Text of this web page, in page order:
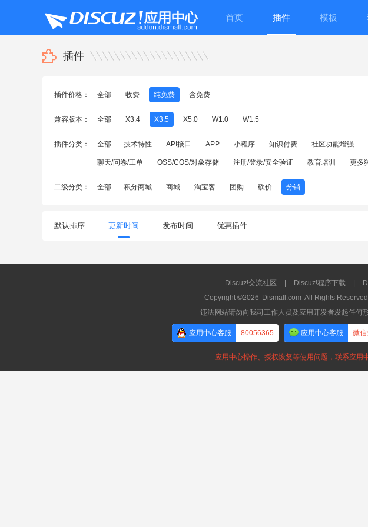
首页 插件 模板
插件
插件价格： 全部 收费 纯免费 含免费
兼容版本： 全部 X3.4 X3.5 X5.0 W1.0 W1.5
插件分类： 全部 技术特性 API接口 APP 小程序 知识付费 社区功能增强
聊天/问卷/工单 OSS/COS/对象存储 注册/登录/安全验证 教育培训 更多
二级分类： 全部 积分商城 商城 淘宝客 团购 砍价 分销
默认排序 更新时间 发布时间 优惠插件
Discuz!交流社区 Discuz!程序下载
Copyright ©2026 Dismall.com All Rights
违法网站请勿向我司工作人员及应用开发者发起任何
应用中心客服 80056365 应用中心客服 微
应用中心操作、授权恢复等使用问题，联系应用